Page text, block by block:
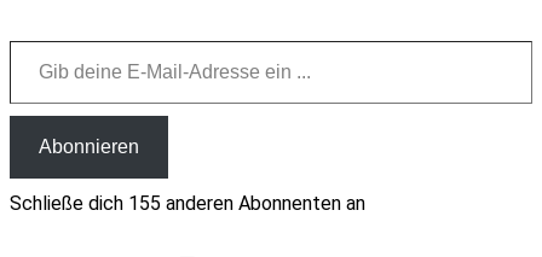
Gib deine E-Mail-Adresse ein ...
Abonnieren
Schließe dich 155 anderen Abonnenten an